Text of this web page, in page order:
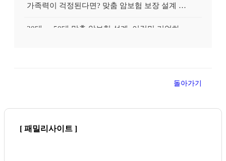
가족력이 걱정된다면? 맞춤 암보험 보장 설계 방법 완벽 가이드
돌아가기
[ 패밀리사이트 ]